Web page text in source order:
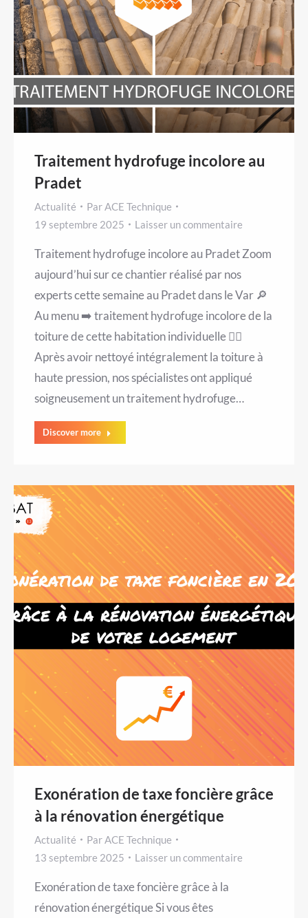
Traitement hydrofuge incolore au
Pradet
Actualité ParACE Technique
19 septembre 2025
Laisser un commentaire
Traitement hydrofuge incolore au Pradet Zoom
aujourd’hui sur ce chantier réalisé par nos
experts cette semaine au Pradet dans le Var 🔎
Au menu ➡️ traitement hydrofuge incolore de la
toiture de cette habitation individuelle 👷‍♂️
Après avoir nettoyé intégralement la toiture à
haute pression, nos spécialistes ont appliqué
soigneusement un traitement hydrofuge…
Discover more
Exonération de taxe foncière grâce
à la rénovation énergétique
Actualité ParACE Technique
13 septembre 2025
Laisser un commentaire
Exonération de taxe foncière grâce à la
rénovation énergétique Si vous êtes